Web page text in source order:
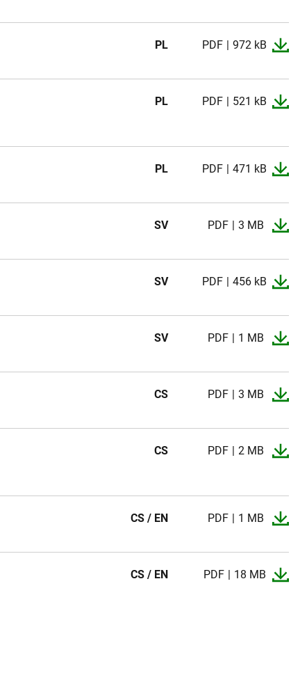
PL PDF 972 kB
PL PDF 521 kB
PL PDF 471 kB
SV PDF 3 MB
SV PDF 456 kB
SV PDF 1 MB
CS PDF 3 MB
CS PDF 2 MB
CS / EN PDF 1 MB
CS / EN PDF 18 MB